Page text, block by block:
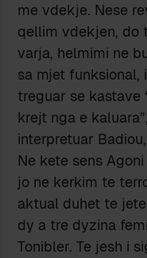
me vdekje. Nese
qellim vdekjen, do
varja, helmimi ne
sa mjet funksional,
treguar se kastave
krejt nga e
interpretuar
Ne kete sens
jo ne kerkim te
aktual duhet te
dy a tre dyzina
Tonibler. Te jesh i